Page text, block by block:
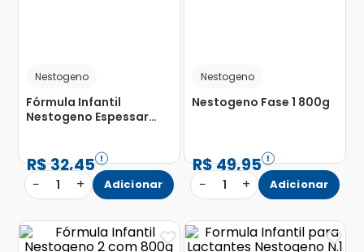
Nestogeno
Fórmula Infantil
Nestogeno Espessar
R$32,45
− 1 + Adicionar
Nestogeno
Nestogeno Fase 1 800g
R$49,95
− 1 + Adicionar